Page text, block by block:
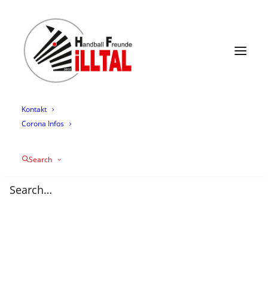
Termine
Mannschaften
Trainingszeiten
Mediathek
Über uns
Kontakt
Corona Infos
Search
Teamvorstellung HF